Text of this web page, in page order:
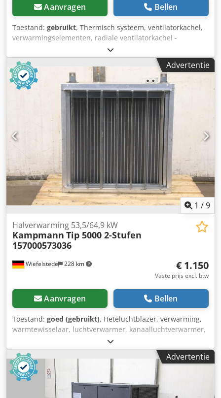
Aanvragen Bellen
Toestand: gebruikt, Thermisch systeem, ventilatorkachel,
verwarmingselementen, radiale ventilatorkachel -
Overhandiging: in goede staat zoals geïnspecteerd -
Controller/aan/uit-schakelaar: ontbreekt -Ventilatorkachel:
met temperatuurweergave -Verwarmingscapaciteit: helaas
geen specificatie -Blazer: Karl Klein type DNG 1-1,5K -
Vermogen ventilator: 0,45 kW / 31 m³/min -Uitlaat: Ø 60
mm -Aantal: 3x blower beschikbaar Dodpfx Ajub D R
Eslreck -Prijs: per stuk -Afmetingen: 320/265/H475 mm -
Gewicht: 10,2 kg/stuk
Advertentie
1 /9
Wiefelstede 228 km
Halverwarming 53,5/64,9 kW
Kampmann Tip 5000 2-Stufen
157000573036
€ 1.150
Vaste prijs excl. btw
Aanvragen Bellen
Toestand: goed (gebruikt), Heteluchtblazer, verwarming,
warmtewisselaar, luchtverwarmer, kanaalluchtverwarmer,
verwarmingsregister -Fabrikant: Kampmann,
luchtverwarmer warmtewisselaar -Type: Tip 5000 2-traps
157000573036 -Vermogen: 53,5/64,9 kW -Ventilator: Ziehl-
Abegg -Bedrijfsdruk: max. 16 bar -Aantal: 1 stuks
beschikbaar -Afmetingen: 800/390/H880 mm Dedpou N
Sibofx Alrock -Gewicht: 49 kg
Advertentie